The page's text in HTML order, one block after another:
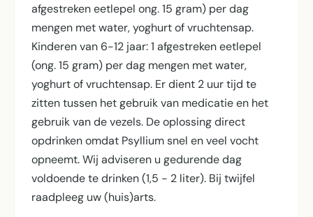
afgestreken eetlepel ong. 15 gram) per dag
mengen met water, yoghurt of vruchtensap.
Kinderen van 6-12 jaar: 1 afgestreken eetlepel
(ong. 15 gram) per dag mengen met water,
yoghurt of vruchtensap. Er dient 2 uur tijd te
zitten tussen het gebruik van medicatie en het
gebruik van de vezels. De oplossing direct
opdrinken omdat Psyllium snel en veel vocht
opneemt. Wij adviseren u gedurende dag
voldoende te drinken (1,5 - 2 liter). Bij twijfel
raadpleeg uw (huis)arts.